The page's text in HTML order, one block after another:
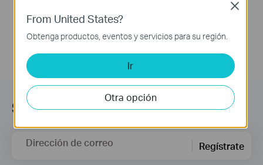
Suscripción
Dirección de correo Regístrate
From United States?
Obtenga productos, eventos y servicios para su región.
Ir
Otra opción
Close